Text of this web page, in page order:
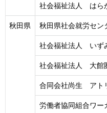
社会福祉法人 はら
秋田県 秋田県社会就労セン
社会福祉法人 いず
社会福祉法人 大館
合同会社尚生 アト
労働者協同組合ワ